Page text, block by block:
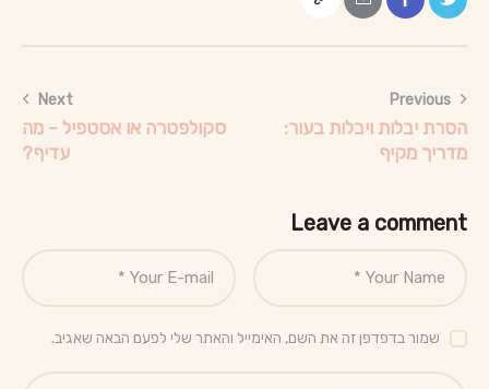
Previous
הסרת יבלות ויבלות בעור:
מדריך מקיף
Next
סקולפטרה או אסטפיל – מה
עדיף?
Leave a comment
שמור בדפדפן זה את השם, האימייל והאתר שלי לפעם הבאה שאגיב.